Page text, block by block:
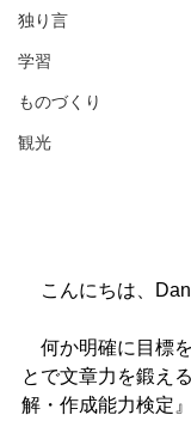
独り言
学習
ものづくり
観光
こんにちは、
何か明確に目標
とで文章力を鍛え
解・作成能力検定